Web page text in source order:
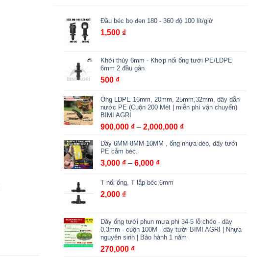
Đầu béc bọ đen 180 - 360 độ 100 lít/giờ
1,500 ₫
Khởi thủy 6mm - Khớp nối ống tưới PE/LDPE
6mm 2 đầu gân
500 ₫
Ống LDPE 16mm, 20mm, 25mm,32mm, dây dẫn
nước PE (Cuộn 200 Mét | miễn phí vận chuyển)
BIMI AGRI
900,000 ₫ – 2,000,000 ₫Khoảng
từ
Dây 6MM-8MM-10MM , ống nhựa dẻo, dây tưới
PE cắm béc.
3,000 ₫ – 6,000 ₫Khoảng
từ
T nối ống, T lắp béc 6mm
2,000 ₫
Dây ống tưới phun mưa phi 34-5 lỗ chéo - dày
0.3mm - cuộn 100M - dây tưới BIMI AGRI | Nhựa
nguyên sinh | Bảo hành 1 năm
270,000 ₫